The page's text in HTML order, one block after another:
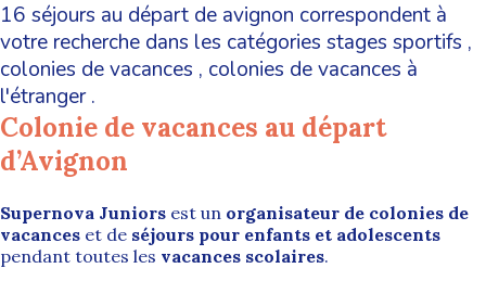
16 séjours au départ de avignon correspondent à
votre recherche dans les catégories stages sportifs ,
colonies de vacances , colonies de vacances à
l'étranger.
Colonie de vacances au départ
d’Avignon
Supernova Juniors est un organisateur de colonies de
vacances et de séjours pour enfants et adolescents
pendant toutes les vacances scolaires.